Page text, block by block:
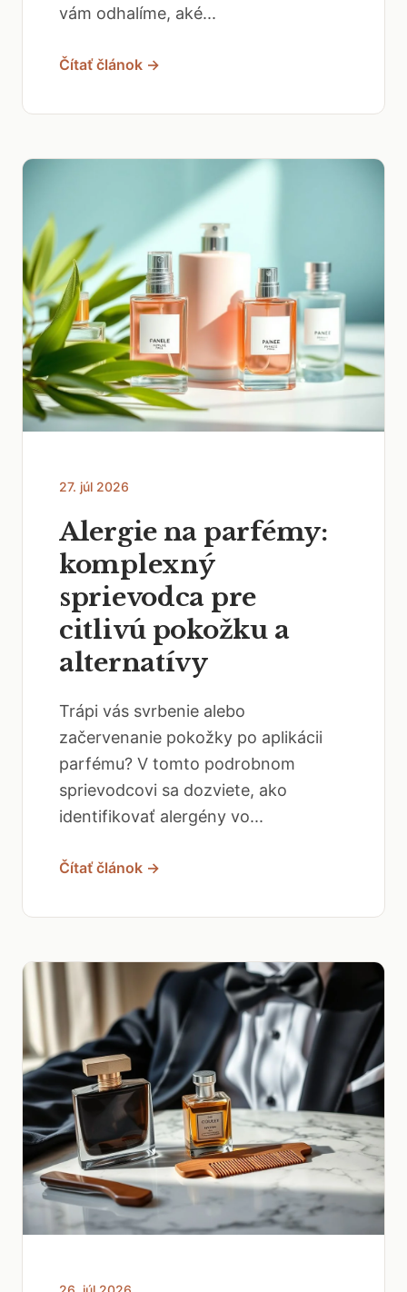
vám odhalíme, aké...
Čítať článok →
27. júl 2026
Alergie na parfémy:
komplexný
sprievodca pre
citlivú pokožku a
alternatívy
Trápi vás svrbenie alebo
začervenanie pokožky po aplikácii
parfému? V tomto podrobnom
sprievodcovi sa dozviete, ako
identifikovať alergény vo...
Čítať článok →